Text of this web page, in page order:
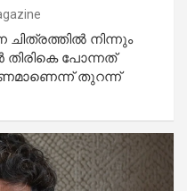
നിന്നും
പോന്നത്
തുറന്ന്